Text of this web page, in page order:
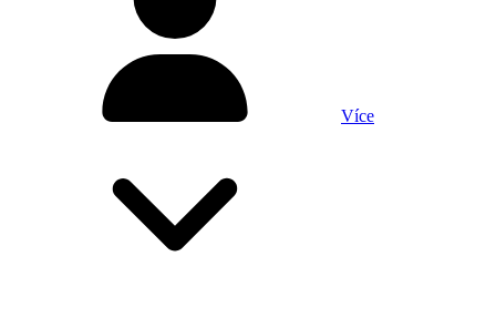
Více